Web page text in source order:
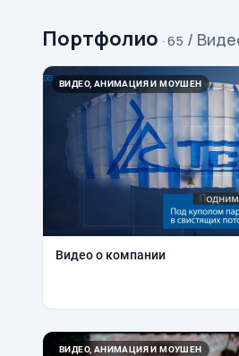
Портфолио · 65 /
ВИДЕО, АНИМАЦИЯ И МОУШЕН
Видео о компании
ВИДЕО, АНИМАЦИЯ И МОУШЕН